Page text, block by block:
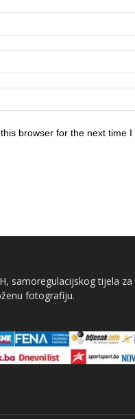
browser for the next time I
samoregulacijskog tijela
fotografiju.